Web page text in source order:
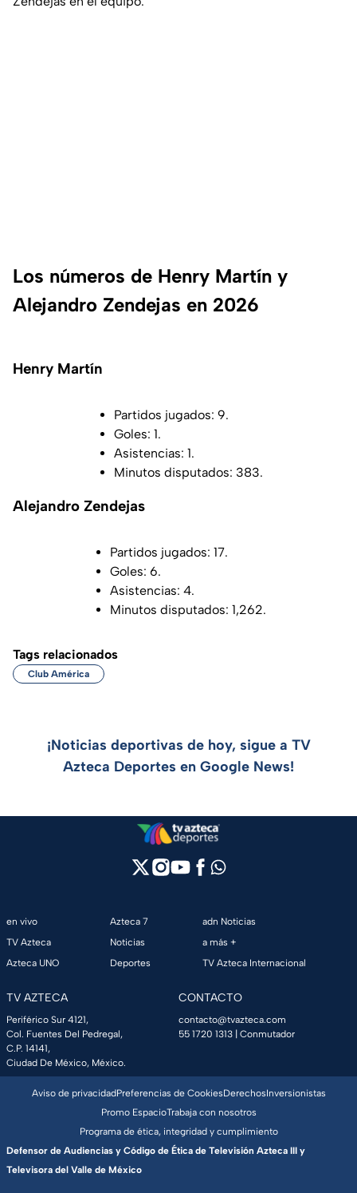
Los números de Henry Martín y
Alejandro Zendejas en 2026
Henry Martín
Partidos jugados: 9.
Goles: 1.
Asistencias: 1.
Minutos disputados: 383.
Alejandro Zendejas
Partidos jugados: 17.
Goles: 6.
Asistencias: 4.
Minutos disputados: 1,262.
Tags relacionados
Club América
¡Noticias deportivas de hoy, sigue a TV
Azteca Deportes en Google News!
en vivo
TV Azteca
Azteca UNO
Azteca 7
Noticias
Deportes
adn Noticias
a más +
TV Azteca Internacional
TV AZTECA
Periférico Sur 4121,
Col. Fuentes Del Pedregal,
C.P. 14141,
Ciudad De México, México.
CONTACTO
contacto@tvazteca.com
55 1720 1313 | Conmutador
Aviso de privacidadPreferencias de CookiesDerechosInversionistas
Promo EspacioTrabaja con nosotros
Programa de ética, integridad y cumplimiento
Defensor de Audiencias y Código de Ética de Televisión Azteca III y
Televisora del Valle de México